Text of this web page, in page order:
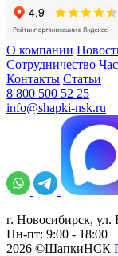
О компании
Сотрудничество
Контакты Статьи
8 800 500 52 25
info@shapki-nsk.ru
г. Новосибирск, ул.
Пн-пт: 9:00 - 18:00
2026 ©ШапкиНСК